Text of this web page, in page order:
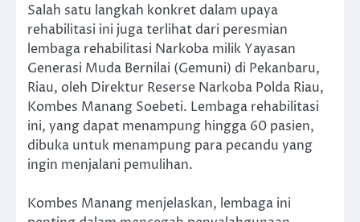
Salah satu langkah konkret dalam upaya
rehabilitasi ini juga terlihat dari peresmian
lembaga rehabilitasi Narkoba milik Yayasan
Generasi Muda Bernilai (Gemuni) di Pekanbaru,
Riau, oleh Direktur Reserse Narkoba Polda Riau,
Kombes Manang Soebeti. Lembaga rehabilitasi
ini, yang dapat menampung hingga 60 pasien,
dibuka untuk menampung para pecandu yang
ingin menjalani pemulihan.
Kombes Manang menjelaskan, lembaga ini